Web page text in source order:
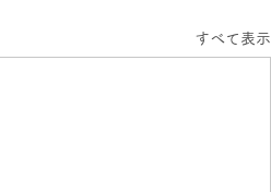
すべて表示